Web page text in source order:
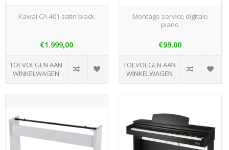
Kawai CA-401 satin black
€1.999,00
TOEVOEGEN AAN
WINKELWAGEN
Montage service digitale
piano
€99,00
TOEVOEGEN AAN
WINKELWAGEN